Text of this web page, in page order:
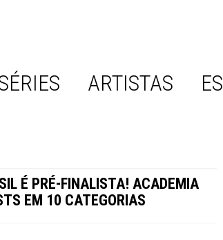
ARTISTAS
É PRÉ-FINALISTA! ACADEMIA
EM 10 CATEGORIAS